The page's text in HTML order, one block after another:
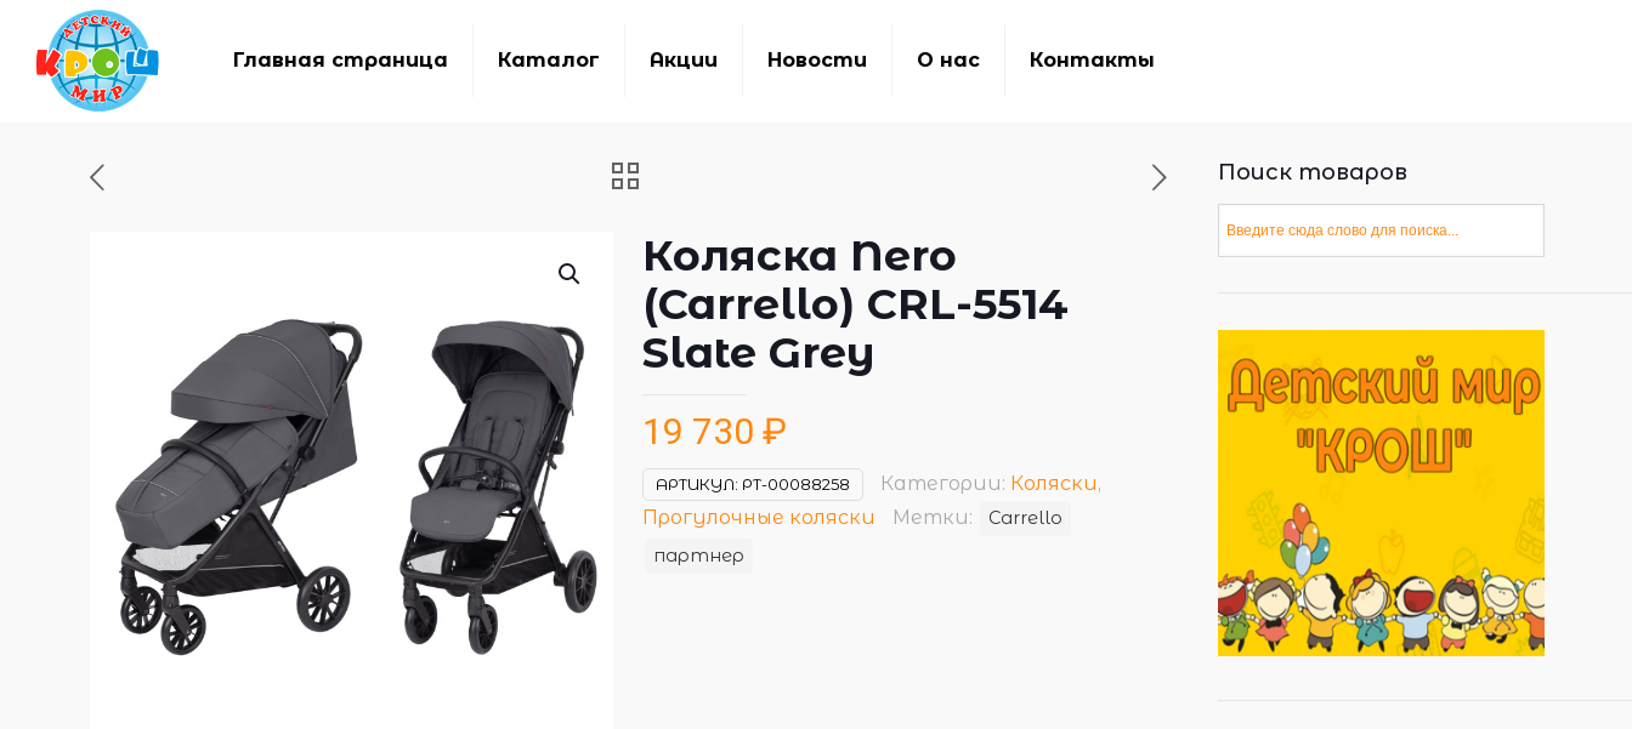
Главная страница Каталог Акции Новости О нас Контакты
Коляска Nero
(Carrello) CRL-5514
Slate Grey
19 730 ₽
АРТИКУЛ: РТ-00088258 Категории: Коляски,
Прогулочные коляски
Метки:
Carrello
партнер
Поиск товаров